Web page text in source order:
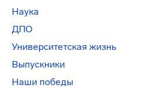
Наука
ДПО
Университетская жизнь
Выпускники
Наши победы